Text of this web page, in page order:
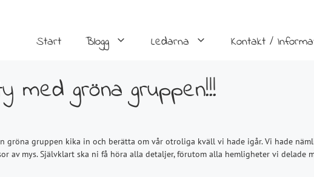
Start Blogg Ledarna Kontakt /
med gröna gruppen!!!
gröna gruppen kika in och berätta om vår otroliga kväll vi hade igår. Vi hade
av mys. Självklart ska ni få höra alla detaljer, förutom alla hemligheter vi delade